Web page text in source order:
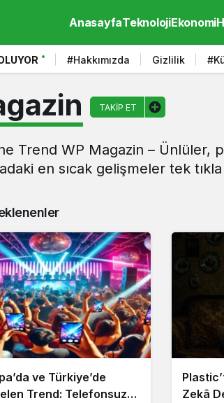
AnasayfaTeknolojiEkonomi
#Hakkımızda Gizlilik
TAKIP ET
Trend WP Magazin – Ünlüler,
en sıcak gelişmeler tek
ve Türkiye’de
Trend: Telefonsuz
Zekâ